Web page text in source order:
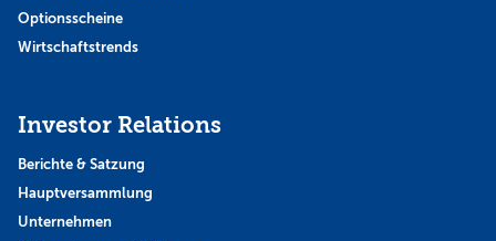
Optionsscheine
Wirtschaftstrends
Investor Relations
Berichte & Satzung
Hauptversammlung
Unternehmen